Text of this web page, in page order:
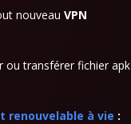
nouveau VPN
ou transférer fichier apk
renouvelable à vie :